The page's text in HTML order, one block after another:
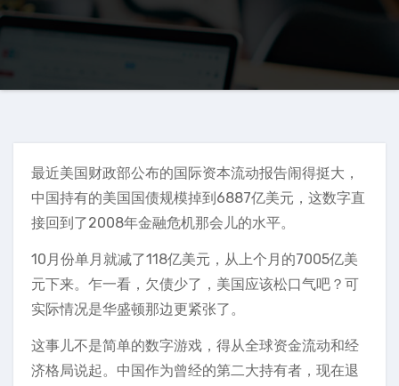
最近美国财政部公布的国际资本流动报告闹得挺大，
中国持有的美国国债规模掉到6887亿美元，这数字直
接回到了2008年金融危机那会儿的水平。
10月份单月就减了118亿美元，从上个月的7005亿美
元下来。乍一看，欠债少了，美国应该松口气吧？可
实际情况是华盛顿那边更紧张了。
这事儿不是简单的数字游戏，得从全球资金流动和经
济格局说起。中国作为曾经的第二大持有者，现在退